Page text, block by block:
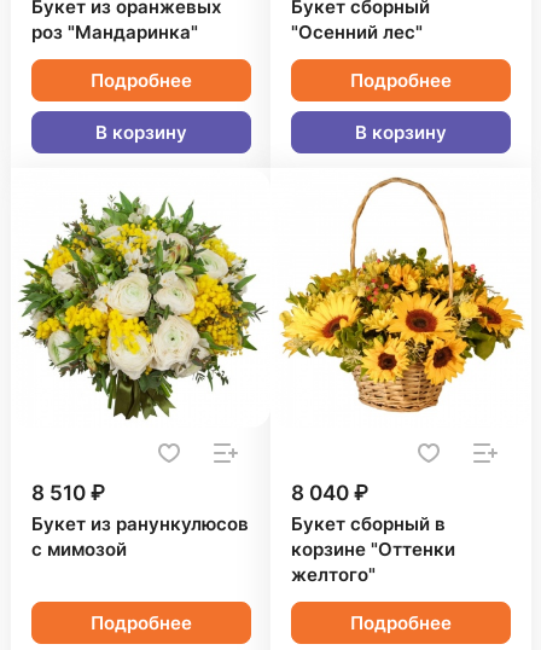
Букет из оранжевых
роз "Мандаринка"
Подробнее
В корзину
Букет сборный
"Осенний лес"
Подробнее
В корзину
8 510 ₽
Букет из ранункулюсов
с мимозой
Подробнее
8 040 ₽
Букет сборный в
корзине "Оттенки
желтого"
Подробнее